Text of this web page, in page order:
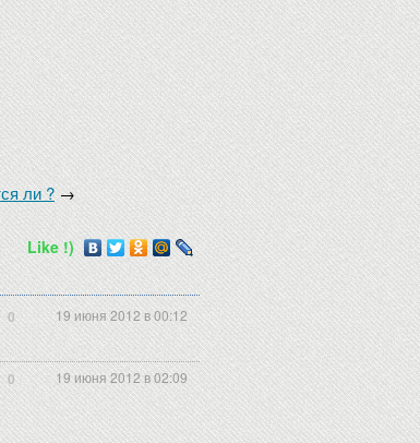
ли ?→
Like !)
19 июня 2012 в 00:12
0
19 июня 2012 в 02:09
0